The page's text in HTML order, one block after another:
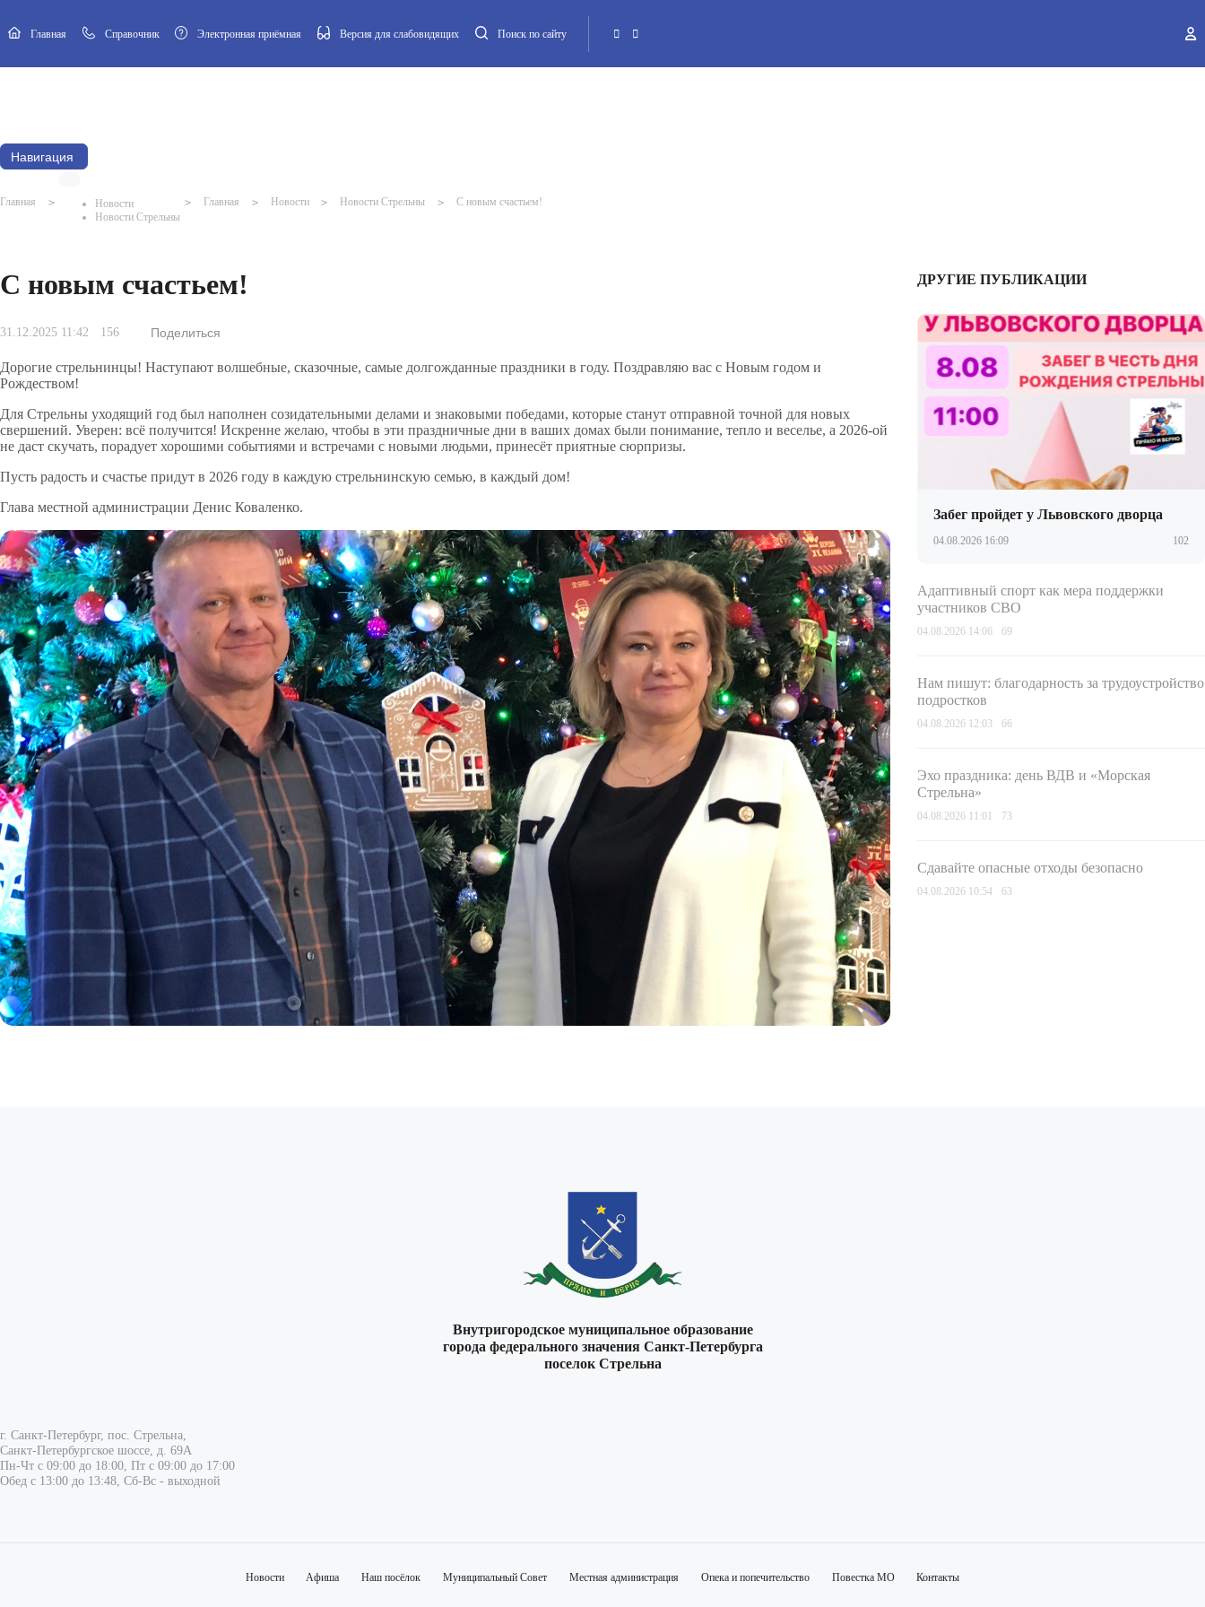
Главная Cправочник Электронная приёмная Версия для слабовидящих Поиск по сайту
Навигация
Главная >
Новости
Новости Стрельны
> Главная > Новости > Новости Стрельны > С новым счастьем!
С новым счастьем!
31.12.2025 11:42 156 Поделиться
Дорогие стрельнинцы! Наступают волшебные, сказочные, самые долгожданные праздники в году. Поздравляю вас с Новым годом и
Рождеством!
Для Стрельны уходящий год был наполнен созидательными делами и знаковыми победами, которые станут отправной точной для новых
свершений. Уверен: всё получится! Искренне желаю, чтобы в эти праздничные дни в ваших домах были понимание, тепло и веселье, а 2026-ой
не даст скучать, порадует хорошими событиями и встречами с новыми людьми, принесёт приятные сюрпризы.
Пусть радость и счастье придут в 2026 году в каждую стрельнинскую семью, в каждый дом!
Глава местной администрации Денис Коваленко.
ДРУГИЕ ПУБЛИКАЦИИ
Забег пройдет у Львовского дворца
04.08.2026 16:09 102
Адаптивный спорт как мера поддержки
участников СВО
04.08.2026 14:06 69
Нам пишут: благодарность за трудоустройство
подростков
04.08.2026 12:03 66
Эхо праздника: день ВДВ и «Морская
Стрельна»
04.08.2026 11:01 73
Сдавайте опасные отходы безопасно
04.08.2026 10:54 63
Внутригородское муниципальное образование
города федерального значения Санкт-Петербурга
поселок Стрельна
г. Санкт-Петербург, пос. Стрельна,
Санкт-Петербургское шоссе, д. 69А
Пн-Чт с 09:00 до 18:00, Пт с 09:00 до 17:00
Обед с 13:00 до 13:48, Сб-Вс - выходной
Новости Афиша Наш посёлок Муниципальный Совет Местная администрация Опека и попечительство Повестка МО Контакты